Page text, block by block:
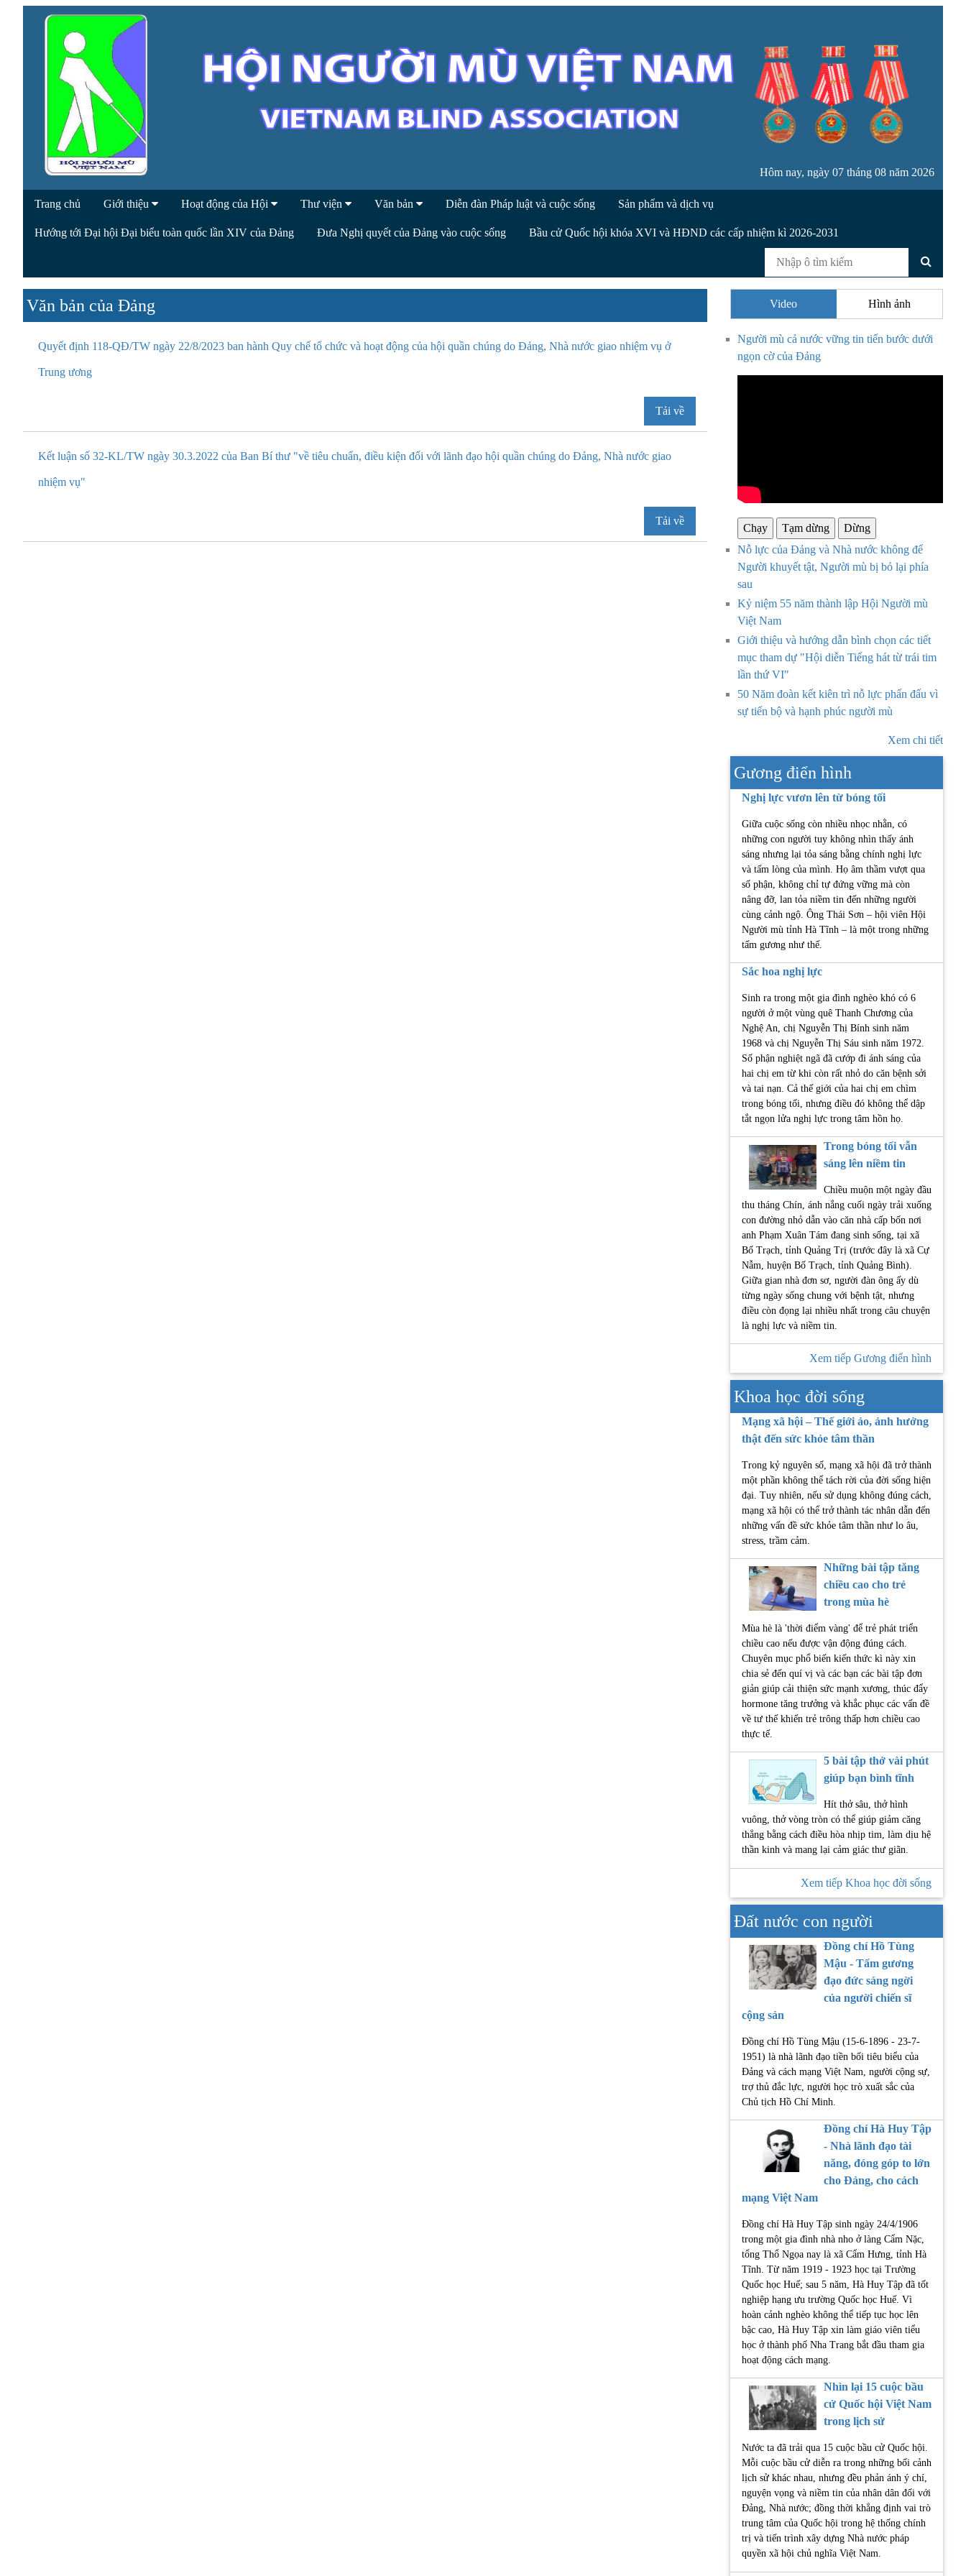
Hôm nay, ngày 07 tháng 08 năm 2026
Trang chủ Giới thiệu Hoạt động của Hội Thư viện Văn bản Diễn đàn Pháp luật và cuộc sống Sản phẩm và dịch vụ
Hướng tới Đại hội Đại biểu toàn quốc lần XIV của Đảng Đưa Nghị quyết của Đảng vào cuộc sống Bầu cử Quốc hội khóa XVI và HĐND các cấp nhiệm kì 2026-2031
Văn bản của Đảng
Quyết định 118-QĐ/TW ngày 22/8/2023 ban hành Quy chế tổ chức và hoạt động của hội quần chúng do Đảng, Nhà nước giao nhiệm vụ ở
Trung ương
Tải về
Kết luận số 32-KL/TW ngày 30.3.2022 của Ban Bí thư "về tiêu chuẩn, điều kiện đối với lãnh đạo hội quần chúng do Đảng, Nhà nước giao
nhiệm vụ"
Tải về
Video Hình ảnh
Người mù cả nước vững tin tiến bước dưới
ngọn cờ của Đảng
Chạy Tạm dừng
Dừng
Nỗ lực của Đảng và Nhà nước không để
Người khuyết tật, Người mù bị bỏ lại phía
sau
Kỷ niệm 55 năm thành lập Hội Người mù
Việt Nam
Giới thiệu và hướng dẫn bình chọn các tiết
mục tham dự "Hội diễn Tiếng hát từ trái tim
lần thứ VI"
50 Năm đoàn kết kiên trì nỗ lực phấn đấu vì
sự tiến bộ và hạnh phúc người mù
Xem chi tiết
Gương điển hình
Nghị lực vươn lên từ bóng tối
Giữa cuộc sống còn nhiều nhọc nhằn, có
những con người tuy không nhìn thấy ánh
sáng nhưng lại tỏa sáng bằng chính nghị lực
và tấm lòng của mình. Họ âm thầm vượt qua
số phận, không chỉ tự đứng vững mà còn
nâng đỡ, lan tỏa niềm tin đến những người
cùng cảnh ngộ. Ông Thái Sơn – hội viên Hội
Người mù tỉnh Hà Tĩnh – là một trong những
tấm gương như thế.
Sắc hoa nghị lực
Sinh ra trong một gia đình nghèo khó có 6
người ở một vùng quê Thanh Chương của
Nghệ An, chị Nguyễn Thị Bính sinh năm
1968 và chị Nguyễn Thị Sáu sinh năm 1972.
Số phận nghiệt ngã đã cướp đi ánh sáng của
hai chị em từ khi còn rất nhỏ do căn bệnh sởi
và tai nạn. Cả thế giới của hai chị em chìm
trong bóng tối, nhưng điều đó không thể dập
tắt ngọn lửa nghị lực trong tâm hồn họ.
Trong bóng tối vẫn
sáng lên niềm tin
Chiều muộn một ngày đầu
thu tháng Chín, ánh nắng cuối ngày trải xuống
con đường nhỏ dẫn vào căn nhà cấp bốn nơi
anh Phạm Xuân Tám đang sinh sống, tại xã
Bố Trạch, tỉnh Quảng Trị (trước đây là xã Cự
Nẫm, huyện Bố Trạch, tỉnh Quảng Bình).
Giữa gian nhà đơn sơ, người đàn ông ấy dù
từng ngày sống chung với bệnh tật, nhưng
điều còn đọng lại nhiều nhất trong câu chuyện
là nghị lực và niềm tin.
Xem tiếp Gương điển hình
Khoa học đời sống
Mạng xã hội – Thế giới ảo, ảnh hưởng
thật đến sức khỏe tâm thần
Trong kỷ nguyên số, mạng xã hội đã trở thành
một phần không thể tách rời của đời sống hiện
đại. Tuy nhiên, nếu sử dụng không đúng cách,
mạng xã hội có thể trở thành tác nhân dẫn đến
những vấn đề sức khỏe tâm thần như lo âu,
stress, trầm cảm.
Những bài tập tăng
chiều cao cho trẻ
trong mùa hè
Mùa hè là 'thời điểm vàng' để trẻ phát triển
chiều cao nếu được vận động đúng cách.
Chuyên mục phổ biến kiến thức kì này xin
chia sẻ đến quí vị và các bạn các bài tập đơn
giản giúp cải thiện sức mạnh xương, thúc đẩy
hormone tăng trưởng và khắc phục các vấn đề
về tư thế khiến trẻ trông thấp hơn chiều cao
thực tế.
5 bài tập thở vài phút
giúp bạn bình tĩnh
Hít thở sâu, thở hình
vuông, thở vòng tròn có thể giúp giảm căng
thẳng bằng cách điều hòa nhịp tim, làm dịu hệ
thần kinh và mang lại cảm giác thư giãn.
Xem tiếp Khoa học đời sống
Đất nước con người
Đồng chí Hồ Tùng
Mậu - Tấm gương
đạo đức sáng ngời
của người chiến sĩ
cộng sản
Đồng chí Hồ Tùng Mậu (15-6-1896 - 23-7-
1951) là nhà lãnh đạo tiền bối tiêu biểu của
Đảng và cách mạng Việt Nam, người cộng sự,
trợ thủ đắc lực, người học trò xuất sắc của
Chủ tịch Hồ Chí Minh.
Đồng chí Hà Huy Tập
- Nhà lãnh đạo tài
năng, đóng góp to lớn
cho Đảng, cho cách
mạng Việt Nam
Đồng chí Hà Huy Tập sinh ngày 24/4/1906
trong một gia đình nhà nho ở làng Cẩm Nặc,
tổng Thổ Ngọa nay là xã Cẩm Hưng, tỉnh Hà
Tĩnh. Từ năm 1919 - 1923 học tại Trường
Quốc học Huế; sau 5 năm, Hà Huy Tập đã tốt
nghiệp hạng ưu trường Quốc học Huế. Vì
hoàn cảnh nghèo không thể tiếp tục học lên
bậc cao, Hà Huy Tập xin làm giáo viên tiểu
học ở thành phố Nha Trang bắt đầu tham gia
hoạt động cách mạng.
Nhìn lại 15 cuộc bầu
cử Quốc hội Việt Nam
trong lịch sử
Nước ta đã trải qua 15 cuộc bầu cử Quốc hội.
Mỗi cuộc bầu cử diễn ra trong những bối cảnh
lịch sử khác nhau, nhưng đều phản ánh ý chí,
nguyện vọng và niềm tin của nhân dân đối với
Đảng, Nhà nước; đồng thời khẳng định vai trò
trung tâm của Quốc hội trong hệ thống chính
trị và tiến trình xây dựng Nhà nước pháp
quyền xã hội chủ nghĩa Việt Nam.